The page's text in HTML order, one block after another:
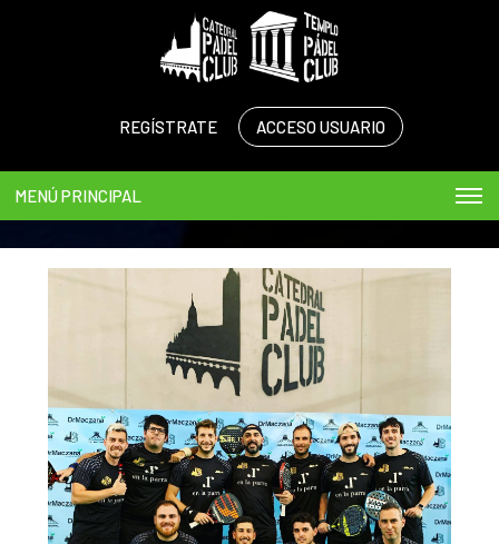
REGÍSTRATE ACCESO USUARIO
MENÚ PRINCIPAL